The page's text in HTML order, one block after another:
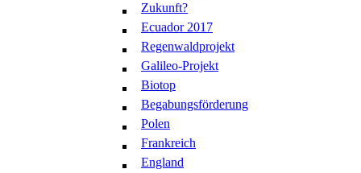
Zukunft?
Ecuador 2017
Regenwaldprojekt
Galileo-Projekt
Biotop
Begabungsförderung
Polen
Frankreich
England